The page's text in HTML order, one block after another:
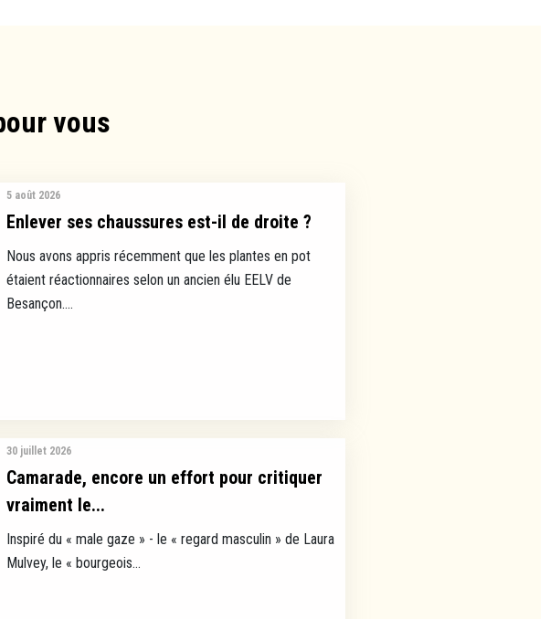
vous​
5 août 2026
Enlever ses chaussures est-il de droite ?
Nous avons appris récemment que les plantes en pot
étaient réactionnaires selon un ancien élu EELV de
Besançon....
30 juillet 2026
Camarade, encore un effort pour critiquer
vraiment le...
Inspiré du « male gaze » - le « regard masculin » de Laura
Mulvey, le « bourgeois...